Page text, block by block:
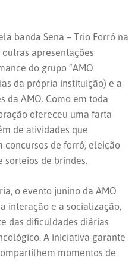
banda Sena – Trio Forró na
apresentações
do grupo “AMO
da própria instituição) e a
da AMO. Como em toda
ofereceu uma farta
de atividades que
concursos de forró, eleição
sorteios de brindes.
o evento junino da AMO
interação e a socialização,
das dificuldades diárias
A iniciativa garante
momentos de